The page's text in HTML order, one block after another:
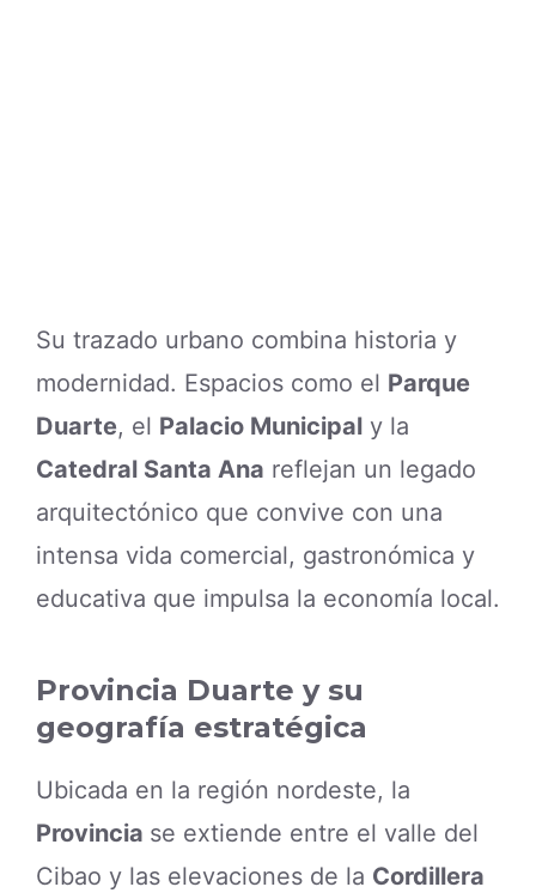
Su trazado urbano combina historia y
modernidad. Espacios como el Parque
Duarte, el Palacio Municipal y la
Catedral Santa Ana reflejan un legado
arquitectónico que convive con una
intensa vida comercial, gastronómica y
educativa que impulsa la economía local.
Provincia Duarte y su
geografía estratégica
Ubicada en la región nordeste, la
Provincia se extiende entre el valle del
Cibao y las elevaciones de la Cordillera